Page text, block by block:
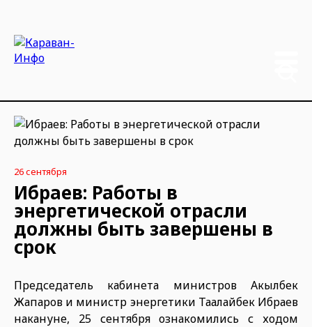
26 сентября
Ибраев: Работы в
энергетической отрасли
должны быть завершены в
срок
Председатель кабинета министров Акылбек
Жапаров и министр энергетики Таалайбек Ибраев
накануне, 25 сентября ознакомились с ходом